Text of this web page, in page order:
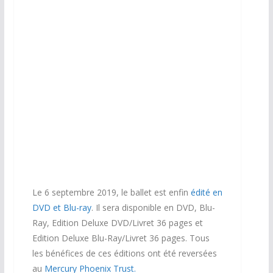
Le 6 septembre 2019, le ballet est enfin édité en
DVD et Blu-ray. Il sera disponible en DVD, Blu-
Ray, Edition Deluxe DVD/Livret 36 pages et
Edition Deluxe Blu-Ray/Livret 36 pages. Tous
les bénéfices de ces éditions ont été reversées
au Mercury Phoenix Trust.